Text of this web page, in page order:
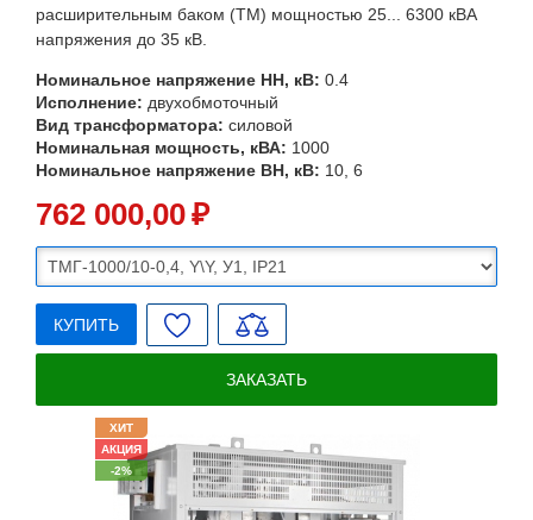
расширительным баком (ТМ) мощностью 25... 6300 кВА
напряжения до 35 кВ.
Номинальное напряжение НН, кВ: 0.4
Исполнение: двухобмоточный
Вид трансформатора: силовой
Номинальная мощность, кВА: 1000
Номинальное напряжение ВН, кВ: 10, 6
762 000,00₽
КУПИТЬ
ЗАКАЗАТЬ
ХИТ
АКЦИЯ
-2%